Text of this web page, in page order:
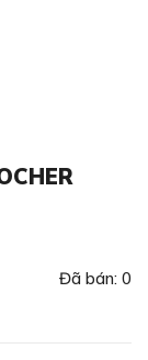
Đã bán: 0